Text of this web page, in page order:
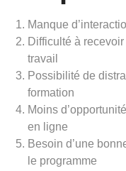
Manque
Difficulté à
travail
Possibilité de
formation
Moins
en ligne
Besoin d’une
le programme